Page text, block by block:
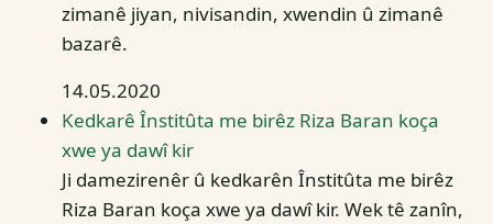
zimanê jiyan, nivisandin, xwendin û zimanê
bazarê.
14.05.2020
Kedkarê Înstitûta me birêz Riza Baran koça
xwe ya dawî kir
Ji damezirenêr û kedkarên Înstitûta me birêz
Riza Baran koça xwe ya dawî kir. Wek tê zanîn,